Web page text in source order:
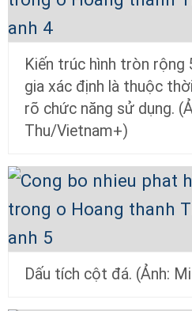
Kiến trúc hình tròn rộng
gia xác định là thuộc
rõ chức năng sử dụng.
Thu/Vietnam+)
Dấu tích cột đá. (Ảnh: